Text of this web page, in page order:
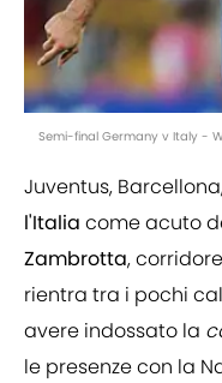
Semi-final Germany v Italy -
Juventus,
l'Italia come acuto
Zambrotta,
rientra tra i pochi
avere indossato la
le presenze con la